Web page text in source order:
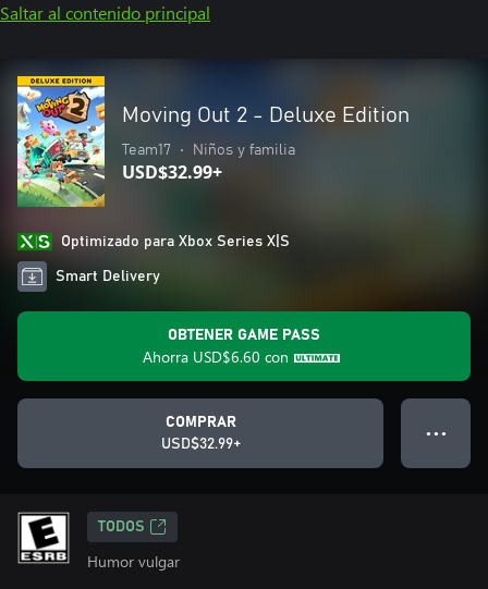
Saltar al contenido principal
Moving Out 2 - Deluxe Edition
Team17 • Niños y familia
USD$32.99+
Optimizado para Xbox Series X|S
Smart Delivery
OBTENER GAME PASS
Ahorra USD$6.60 con
COMPRAR
USD$32.99+
● ● ●
TODOS
Humor vulgar